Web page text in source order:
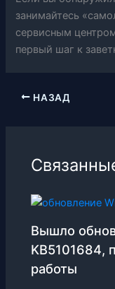
занимайтесь
сервисным
первый шаг к
НАЗАД
Вышло
KB5101684,
работы